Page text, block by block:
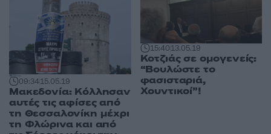
09:3415.05.19
Μακεδονία: Κόλλησαν
αυτές τις αφίσες από
τη Θεσσαλονίκη μέχρι
τη Φλώρινα και από
15:4013.05.19
Κοτζιάς σε ομογενείς:
“Βουλώστε το
φασισταριά,
Χουντικοί”!